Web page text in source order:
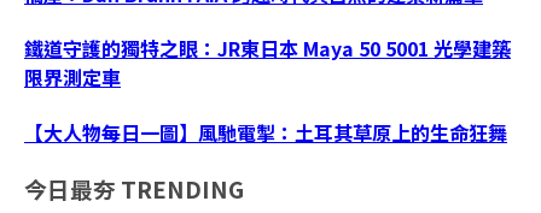
鐵道守護的獨特之眼：JR東日本 Maya 50 5001 光學建築
限界測定車
【大人物每日一圖】風馳電掣：土耳其草原上的生命狂舞
今日最夯 TRENDING